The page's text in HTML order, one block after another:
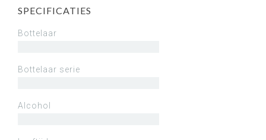
SPECIFICATIES
Bottelaar
Bottelaar serie
Alcohol